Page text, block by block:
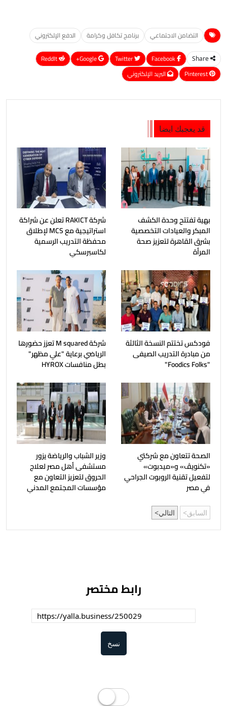
التضامن الاجتماعي برنامج تكافل وكرامة الدفع الإلكتروني
Share
Google+
ReddIt
Pinterest
البريد الإلكتروني
قد يعجبك ايضا
بهية تفتتح وحدة الكشف
المبكر والعيادات التخصصية
بشرق القاهرة لتعزيز صحة
المرأة
شركة RAKICT تعلن عن شراكة
استراتيجية مع MCS لإطلاق
محفظة التدريب الرسمية
لكاسبرسكي
فودكس تختتم النسخة الثالثة
من مبادرة التدريب الصيفى
"Foodics Folks"
شركة M squared تعزز حضورها
الرياضي برعاية "علي مظهر"
بطل منافسات HYROX
الصحة تتعاون مع شركتي
«تكنويڤ» و«ميدبوت»
لتفعيل تقنية الروبوت الجراحي
في مصر
وزير الشباب والرياضة يزور
مستشفى أهل مصر لعلاج
الحروق لتعزيز التعاون مع
مؤسسات المجتمع المدني
السابق التالي
رابط مختصر
نسخ